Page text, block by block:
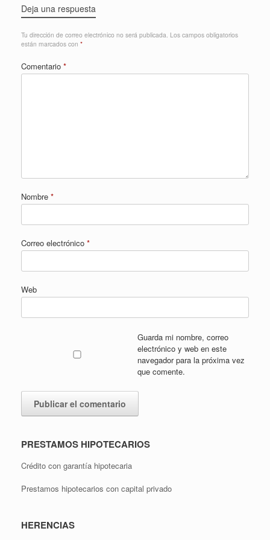
Deja una respuesta
Tu dirección de correo electrónico no será publicada. Los campos obligatorios
están marcados con *
Comentario *
Nombre *
Correo electrónico *
Web
Guarda mi nombre, correo
electrónico y web en este
navegador para la próxima vez
que comente.
PRESTAMOS HIPOTECARIOS
Crédito con garantía hipotecaria
Prestamos hipotecarios con capital privado
HERENCIAS